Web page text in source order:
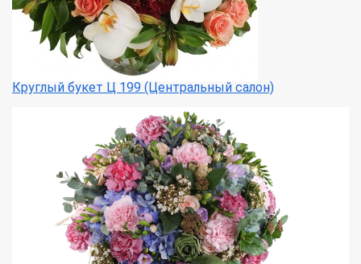
Круглый букет Ц 199 (Центральный салон)